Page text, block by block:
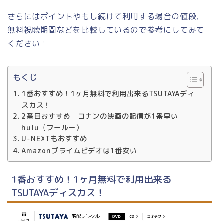
さらにはポイントやもし続けて利用する場合の値段、
無料視聴期間などを比較しているので参考にしてみて
ください！
もくじ
1番おすすめ！1ヶ月無料で利用出来るTSUTAYAディ
スカス！
2番目おすすめ コナンの映画の配信が1番早い
hulu（フールー）
U-NEXTもおすすめ
Amazonプライムビデオは1番安い
1番おすすめ！1ヶ月無料で利用出来る
TSUTAYAディスカス！